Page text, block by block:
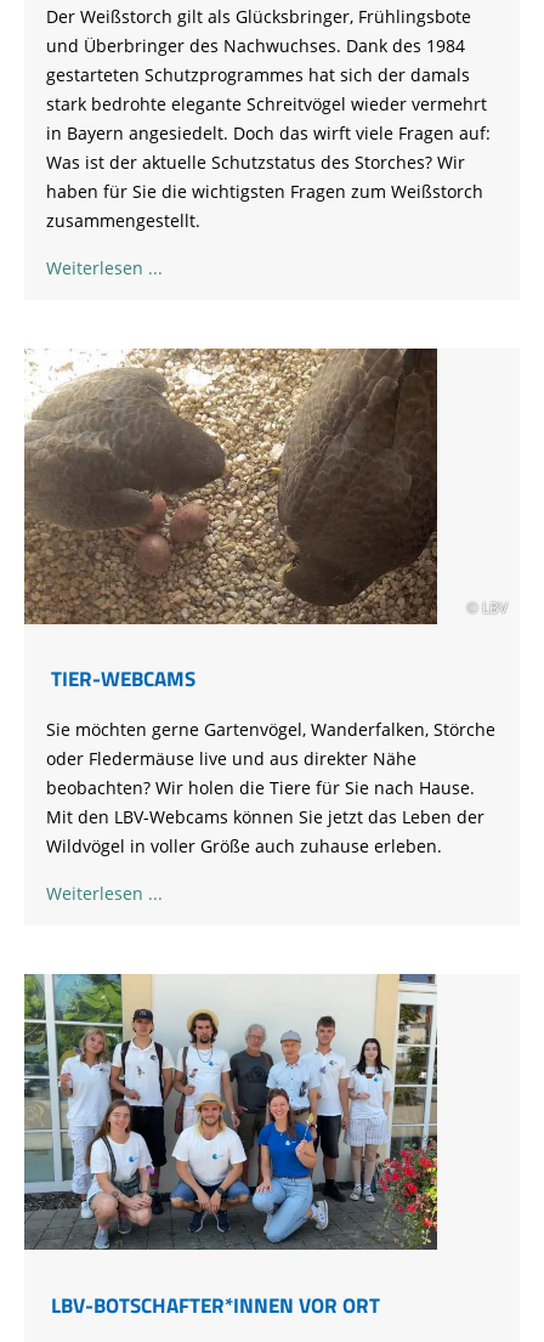
Der Weißstorch gilt als Glücksbringer, Frühlingsbote
und Überbringer des Nachwuchses. Dank des 1984
gestarteten Schutzprogrammes hat sich der damals
stark bedrohte elegante Schreitvögel wieder vermehrt
in Bayern angesiedelt. Doch das wirft viele Fragen auf:
Was ist der aktuelle Schutzstatus des Storches? Wir
haben für Sie die wichtigsten Fragen zum Weißstorch
zusammengestellt.
Weiterlesen
© LBV
TIER-WEBCAMS
Sie möchten gerne Gartenvögel, Wanderfalken, Störche
oder Fledermäuse live und aus direkter Nähe
beobachten? Wir holen die Tiere für Sie nach Hause.
Mit den LBV-Webcams können Sie jetzt das Leben der
Wildvögel in voller Größe auch zuhause erleben.
Weiterlesen
LBV-BOTSCHAFTER*INNEN VOR ORT